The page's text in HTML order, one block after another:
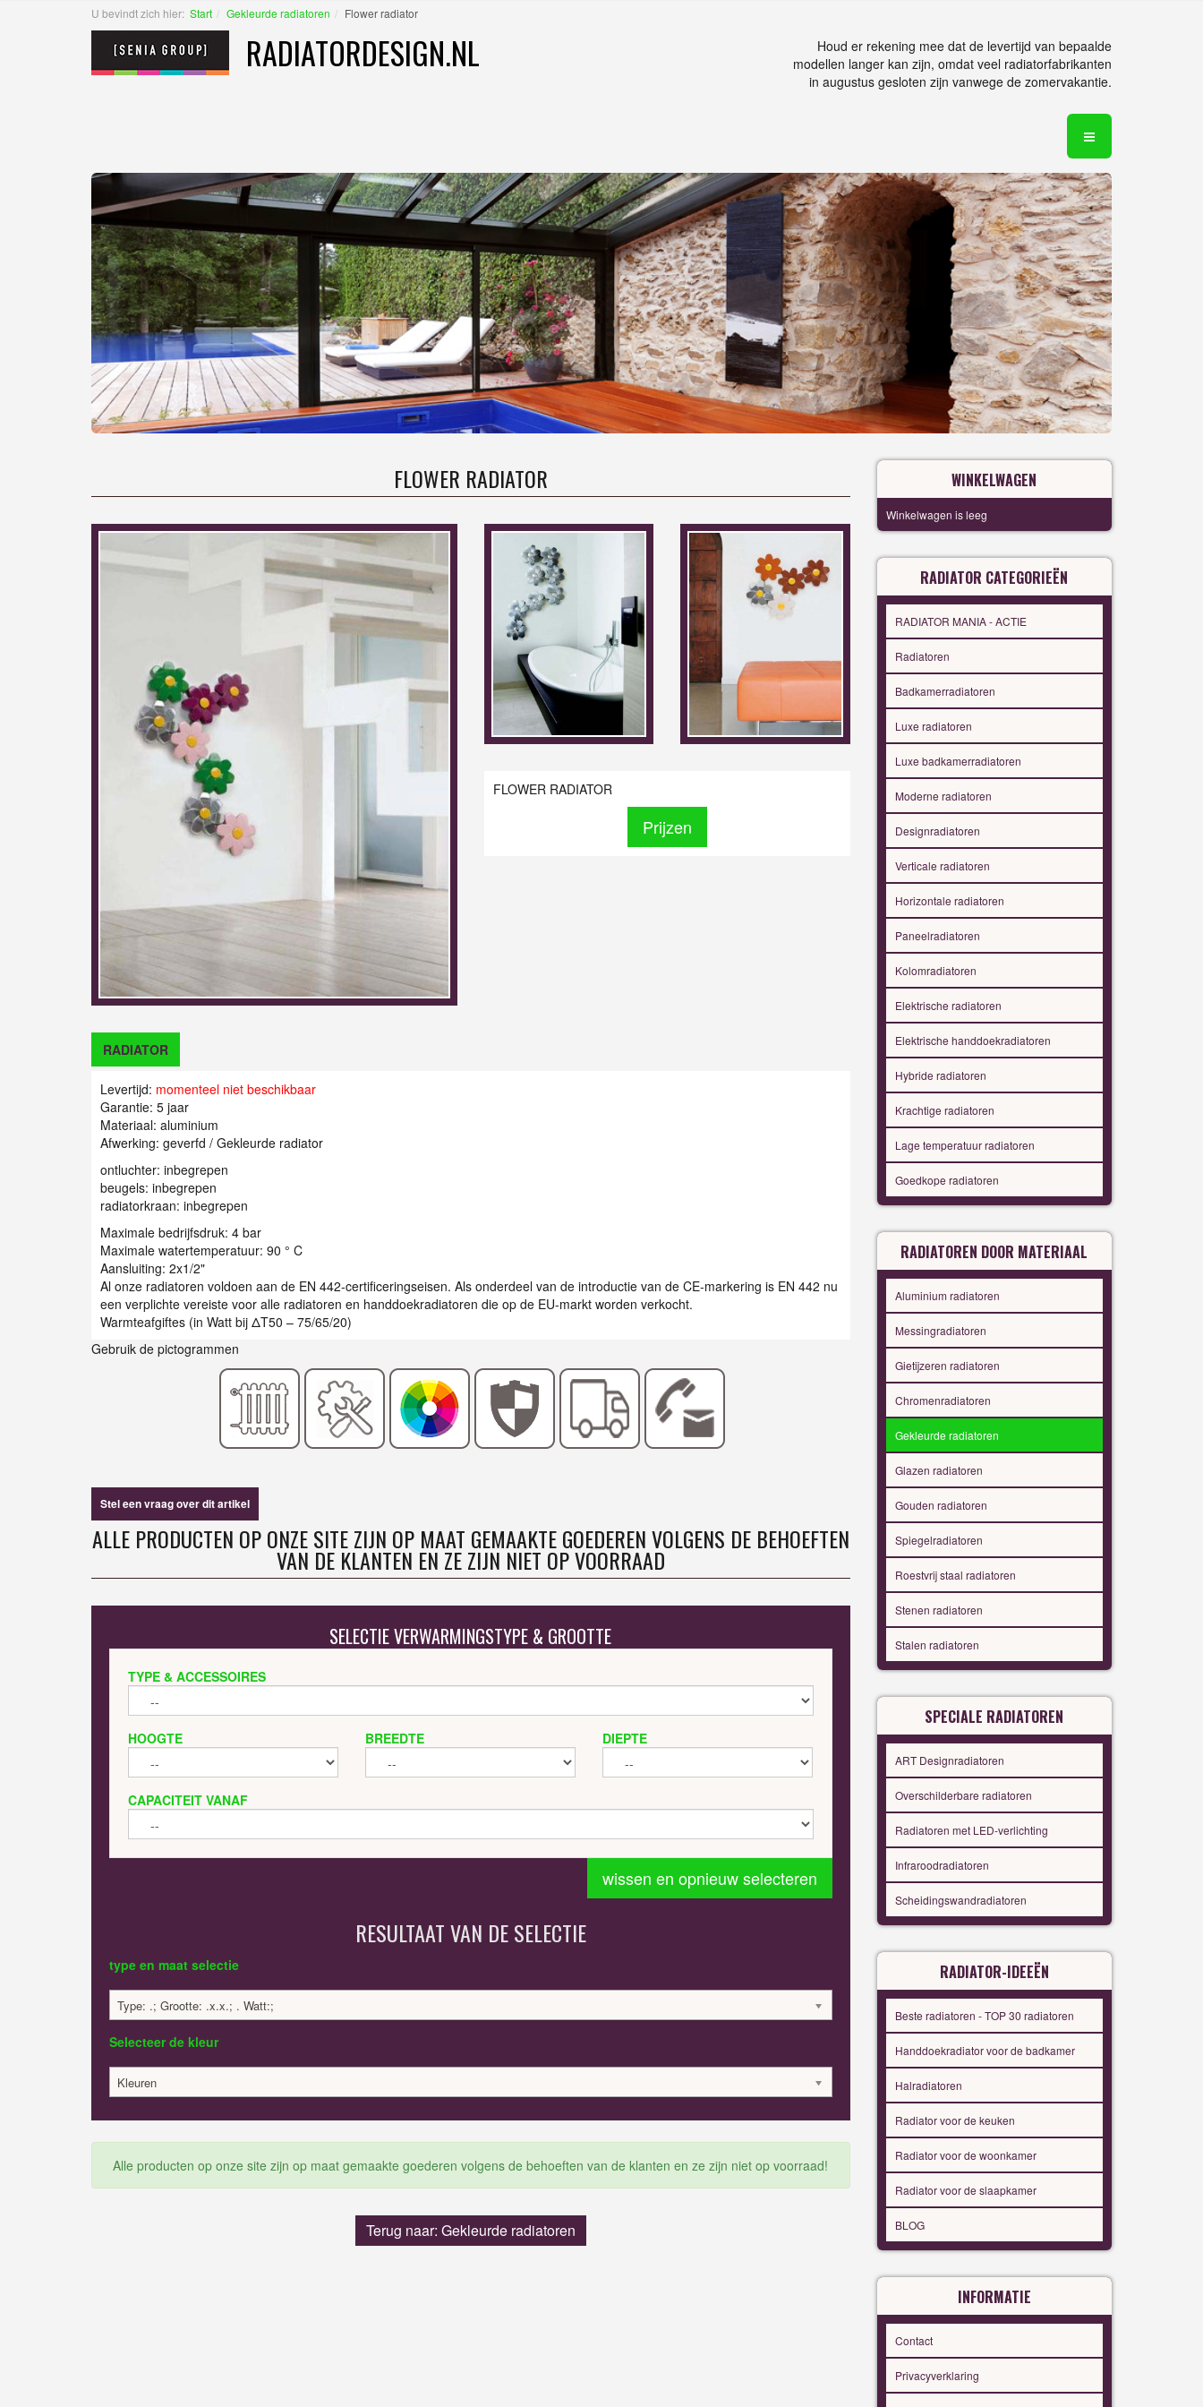
U bevindt zich hier: Start Gekleurde radiatoren Flower radiator
RADIATORDESIGN.NL
Houd er rekening mee dat de levertijd van bepaalde
modellen langer kan zijn, omdat veel radiatorfabrikanten
in augustus gesloten zijn vanwege de zomervakantie.
FLOWER RADIATOR
FLOWER RADIATOR
Prijzen
RADIATOR
Levertijd: momenteel niet beschikbaar
Garantie: 5 jaar
Materiaal: aluminium
Afwerking: geverfd / Gekleurde radiator
ontluchter: inbegrepen
beugels: inbegrepen
radiatorkraan: inbegrepen
Maximale bedrijfsdruk: 4 bar
Maximale watertemperatuur: 90 ° C
Aansluiting: 2x1/2"
Al onze radiatoren voldoen aan de EN 442-certificeringseisen. Als onderdeel van de introductie van de CE-markering is EN 442 nu
een verplichte vereiste voor alle radiatoren en handdoekradiatoren die op de EU-markt worden verkocht.
Warmteafgiftes (in Watt bij ΔT50 – 75/65/20)
Gebruik de pictogrammen
Stel een vraag over dit artikel
ALLE PRODUCTEN OP ONZE SITE ZIJN OP MAAT GEMAAKTE GOEDEREN VOLGENS DE BEHOEFTEN
VAN DE KLANTEN EN ZE ZIJN NIET OP VOORRAAD
SELECTIE VERWARMINGSTYPE & GROOTTE
TYPE & ACCESSOIRES
HOOGTE BREEDTE DIEPTE
CAPACITEIT VANAF
wissen en opnieuw selecteren
RESULTAAT VAN DE SELECTIE
type en maat selectie
Type: .; Grootte: .x.x.; . Watt:;
Selecteer de kleur
Kleuren
Alle producten op onze site zijn op maat gemaakte goederen volgens de behoeften van de klanten en ze zijn niet op voorraad!
Terug naar: Gekleurde radiatoren
WINKELWAGEN
Winkelwagen is leeg
RADIATOR CATEGORIEËN
RADIATOR MANIA - ACTIE
Radiatoren
Badkamerradiatoren
Luxe radiatoren
Luxe badkamerradiatoren
Moderne radiatoren
Designradiatoren
Verticale radiatoren
Horizontale radiatoren
Paneelradiatoren
Kolomradiatoren
Elektrische radiatoren
Elektrische handdoekradiatoren
Hybride radiatoren
Krachtige radiatoren
Lage temperatuur radiatoren
Goedkope radiatoren
RADIATOREN DOOR MATERIAAL
Aluminium radiatoren
Messingradiatoren
Gietijzeren radiatoren
Chromenradiatoren
Gekleurde radiatoren
Glazen radiatoren
Gouden radiatoren
Spiegelradiatoren
Roestvrij staal radiatoren
Stenen radiatoren
Stalen radiatoren
SPECIALE RADIATOREN
ART Designradiatoren
Overschilderbare radiatoren
Radiatoren met LED-verlichting
Infraroodradiatoren
Scheidingswandradiatoren
RADIATOR-IDEEËN
Beste radiatoren - TOP 30 radiatoren
Handdoekradiator voor de badkamer
Halradiatoren
Radiator voor de keuken
Radiator voor de woonkamer
Radiator voor de slaapkamer
BLOG
INFORMATIE
Contact
Privacyverklaring